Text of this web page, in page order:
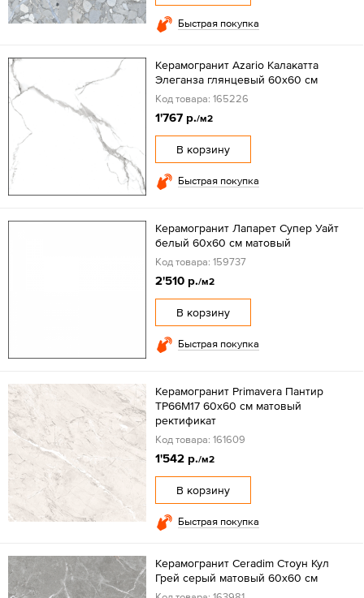
Быстрая покупка
Керамогранит Azario Калакатта
Элеганза глянцевый 60x60 см
Код товара: 165226
1'767 р./м2
В корзину
Быстрая покупка
Керамогранит Лапарет Супер Уайт
белый 60x60 см матовый
Код товара: 159737
2'510 р./м2
В корзину
Быстрая покупка
Керамогранит Primavera Пантир
ТР66М17 60х60 см матовый
ректификат
Код товара: 161609
1'542 р./м2
В корзину
Быстрая покупка
Керамогранит Ceradim Стоун Кул
Грей серый матовый 60x60 см